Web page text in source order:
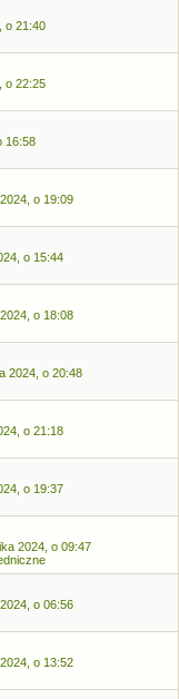
o 21:40
o 22:25
16:58
o 19:09
o 15:44
o 18:08
2024, o 20:48
o 21:18
o 19:37
2024, o 09:47
o 06:56
o 13:52